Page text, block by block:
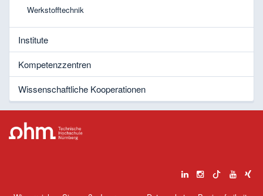
Werkstofftechnik
Institute
Kompetenzzentren
Wissenschaftliche Kooperationen